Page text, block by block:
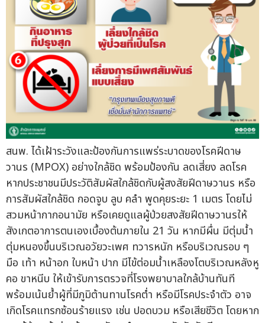
สนพ. ได้เฝ้าระวังและป้องกันการแพร่ระบาดของโรคฝีดาษ
วานร (MPOX) อย่างใกล้ชิด พร้อมป้องกัน ลดเสี่ยง ลดโรค
หากประชาชนมีประวัติสัมผัสใกล้ชิดกับผู้สงสัยฝีดาษวานร หรือ
การสัมผัสใกล้ชิด กอดจูบ ลูบ คลำ พูดคุยระยะ 1 เมตร โดยไม่
สวมหน้ากากอนามัย หรือเคยดูแลผู้ป่วยสงสัยฝีดาษวานรให้
สังเกตอาการตนเองเบื้องต้นภายใน 21 วัน หากมีผื่น มีตุ่มน้ำ
ตุ่มหนองขึ้นบริเวณอวัยวะเพศ ทวารหนัก หรือบริเวณรอบ ๆ
มือ เท้า หน้าอก ใบหน้า ปาก มีไข้ต่อมน้ำเหลืองโตบริเวณหลังหู
คอ ขาหนีบ ให้เข้ารับการตรวจที่โรงพยาบาลใกล้บ้านทันที
พร้อมเน้นย้ำผู้ที่มีภูมิต้านทานโรคต่ำ หรือมีโรคประจำตัว อาจ
เกิดโรคแทรกซ้อนร้ายแรง เช่น ปอดบวม หรือเสียชีวิต โดยหาก